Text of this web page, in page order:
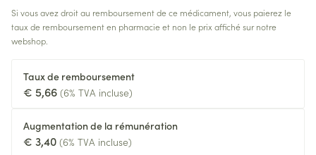
Si vous avez droit au remboursement de ce médicament, vous paierez le
taux de remboursement en pharmacie et non le prix affiché sur notre
webshop.
Taux de remboursement
€ 5,66 (6% TVA incluse)
Augmentation de la rémunération
€ 3,40 (6% TVA incluse)